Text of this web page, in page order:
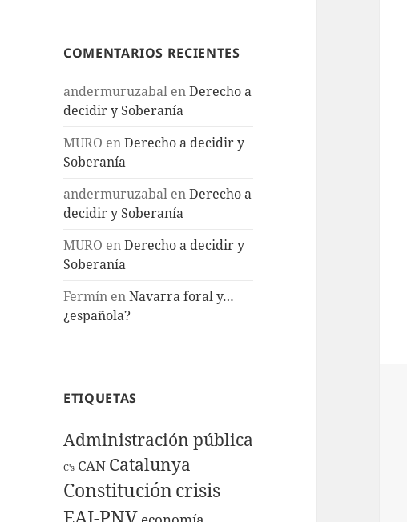
COMENTARIOS RECIENTES
andermuruzabal enDerecho a
decidir y Soberanía
MURO enDerecho a decidir y
Soberanía
andermuruzabal enDerecho a
decidir y Soberanía
MURO enDerecho a decidir y
Soberanía
Fermín enNavarra foral y…
¿española?
ETIQUETAS
Administración pública
C's CAN Catalunya
Constitucióncrisis